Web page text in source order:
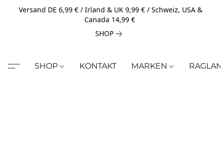
Versand DE 6,99 € / Irland & UK 9,99 € / Schweiz, USA &
Canada 14,99 €
SHOP
SHOP KONTAKT MARKEN